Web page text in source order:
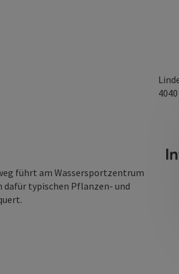
4040
führt am Wassersportzentrum
dafür typischen Pflanzen- und